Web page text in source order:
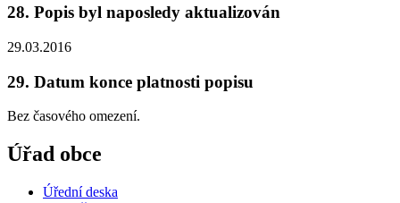
28. Popis byl naposledy aktualizován
29.03.2016
29. Datum konce platnosti popisu
Bez časového omezení.
Úřad obce
Úřední deska